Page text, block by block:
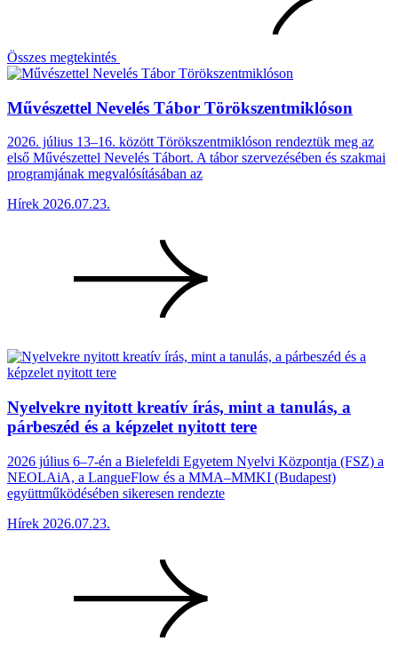
Összes megtekintés
Művészettel Nevelés Tábor Törökszentmiklóson
2026. július 13–16. között Törökszentmiklóson rendeztük meg az
első Művészettel Nevelés Tábort. A tábor szervezésében és szakmai
programjának megvalósításában az
Hírek 2026.07.23.
Nyelvekre nyitott kreatív írás, mint a tanulás, a
párbeszéd és a képzelet nyitott tere
2026 július 6–7-én a Bielefeldi Egyetem Nyelvi Központja (FSZ) a
NEOLAiA, a LangueFlow és a MMA–MMKI (Budapest)
együttműködésében sikeresen rendezte
Hírek 2026.07.23.